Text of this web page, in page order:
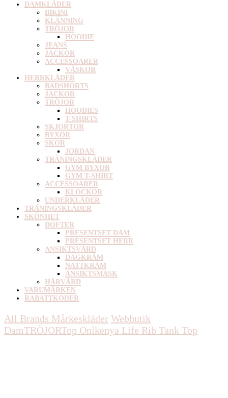
DAMKLÄDER
BIKINI
KLÄNNING
TRÖJOR
HOODIE
JEANS
JACKOR
ACCESSOARER
VÄSKOR
HERRKLÄDER
BADSHORTS
JACKOR
TRÖJOR
HOODIES
T-SHIRTS
SKJORTOR
BYXOR
SKOR
JORDAN
TRÄNINGSKLÄDER
GYM BYXOR
GYM T-SHIRT
ACCESSOARER
KLOCKOR
UNDERKLÄDER
TRÄNINGSKLÄDER
SKÖNHET
DOFTER
PRESENTSET DAM
PRESENTSET HERR
ANSIKTSVÅRD
DAGKRÄM
NATTKRÄM
ANSIKTSMASK
HÅRVÅRD
VARUMÄRKEN
RABATTKODER
All Brands Mårkeskläder Webbutik
DamTRÖJORTop Onlkenya Life Rib Tank Top